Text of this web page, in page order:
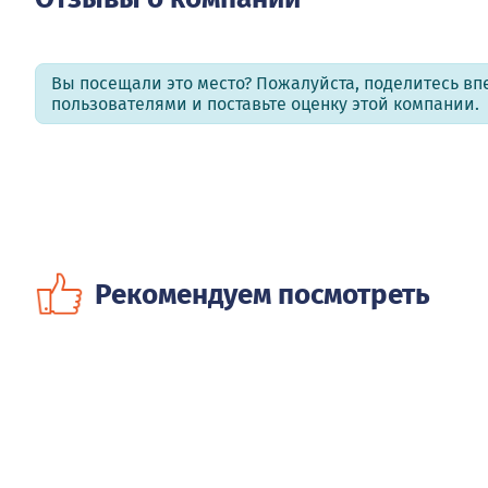
Вы посещали это место? Пожалуйста, поделитесь
пользователями и поставьте оценку этой компании.
Рекомендуем посмотреть